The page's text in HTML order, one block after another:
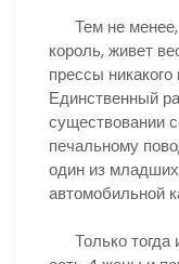
Тем не менее,
король, живет
прессы
Единственный
существовании
печальному
один из
автомобильной
Только тогда